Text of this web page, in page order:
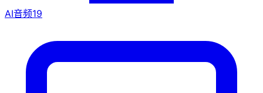
AI音频19